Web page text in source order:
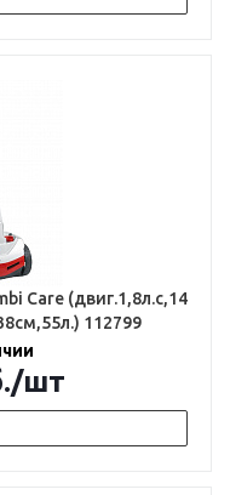
Care (двиг.1,8л.с,14
112799
/шт